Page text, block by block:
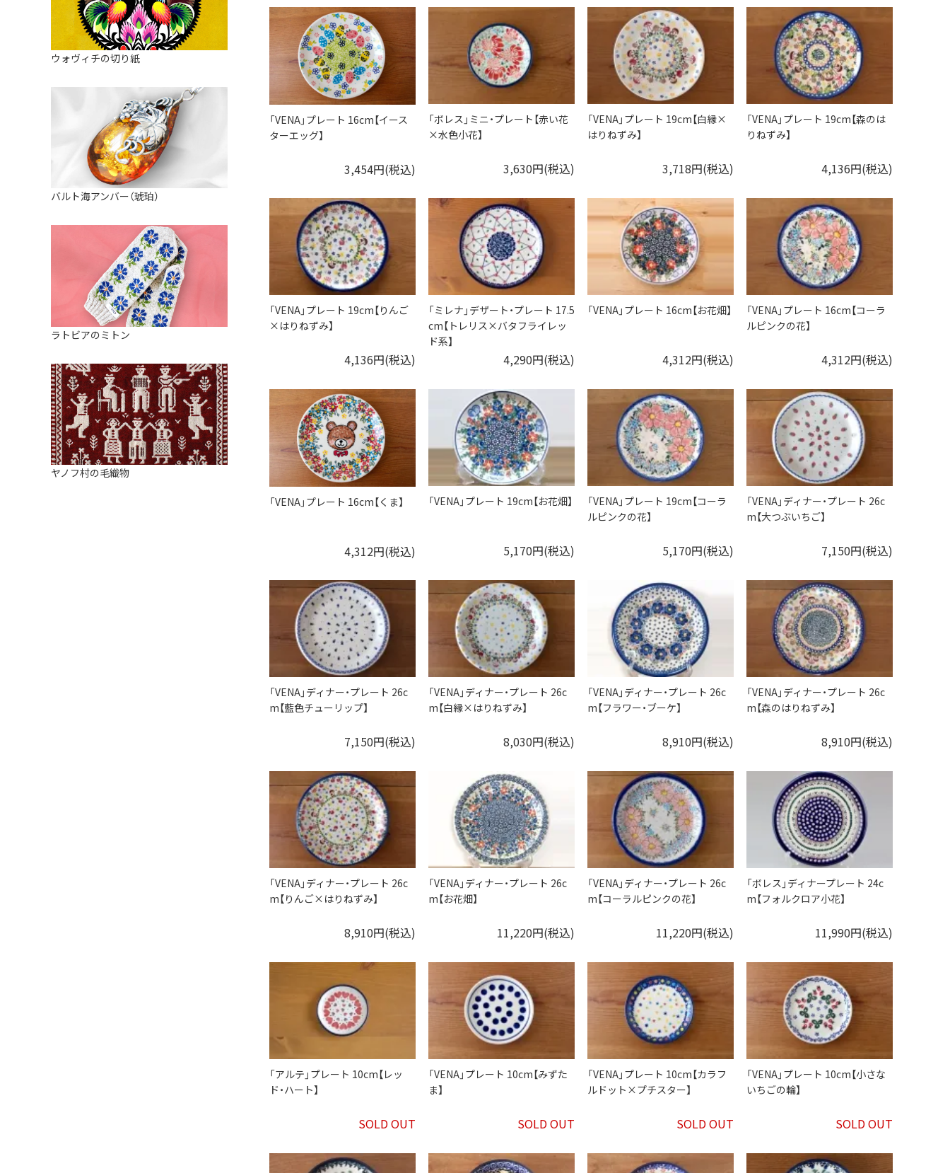
「VENA」プレート 16cm【イース
ターエッグ】
3,454円(税込)
「ボレス」ミニ・プレート【赤い花
×水色小花】
3,630円(税込)
「VENA」プレート 19cm【白縁×
はりねずみ】
3,718円(税込)
「VENA」プレート 19cm【森のは
りねずみ】
4,136円(税込)
「VENA」プレート 19cm【りんご
×はりねずみ】
4,136円(税込)
「ミレナ」デザート・プレート 17.5
cm【トレリス×バタフライレッ
ド系】
4,290円(税込)
「VENA」プレート 16cm【お花畑】
4,312円(税込)
「VENA」プレート 16cm【コーラ
ルピンクの花】
4,312円(税込)
「VENA」プレート 16cm【くま】
4,312円(税込)
「VENA」プレート 19cm【お花畑】
5,170円(税込)
「VENA」プレート 19cm【コーラ
ルピンクの花】
5,170円(税込)
「VENA」ディナー・プレート 26c
m【大つぶいちご】
7,150円(税込)
「VENA」ディナー・プレート 26c
m【藍色チューリップ】
7,150円(税込)
「VENA」ディナー・プレート 26c
m【白縁×はりねずみ】
8,030円(税込)
「VENA」ディナー・プレート 26c
m【フラワー・ブーケ】
8,910円(税込)
「VENA」ディナー・プレート 26c
m【森のはりねずみ】
8,910円(税込)
「VENA」ディナー・プレート 26c
m【りんご×はりねずみ】
8,910円(税込)
「VENA」ディナー・プレート 26c
m【お花畑】
11,220円(税込)
「VENA」ディナー・プレート 26c
m【コーラルピンクの花】
11,220円(税込)
「ボレス」ディナープレート 24c
m【フォルクロア小花】
11,990円(税込)
「アルテ」プレート 10cm【レッ
ド・ハート】
SOLD OUT
「VENA」プレート 10cm【みずた
ま】
SOLD OUT
「VENA」プレート 10cm【カラフ
ルドット×プチスター】
SOLD OUT
「VENA」プレート 10cm【小さな
いちごの輪】
SOLD OUT
ミニチュア
天使さま
カードスタンド
マグネット
すべて見る
ウォヴィチの切り紙
バルト海アンバー（琥珀）
ラトビアのミトン
ヤノフ村の毛織物